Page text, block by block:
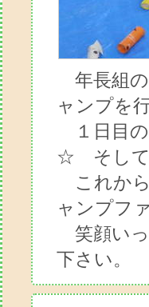
年長組の
ャンプを
１日目の
☆ そして
これか
ャンプフ
笑顔い
下さい。